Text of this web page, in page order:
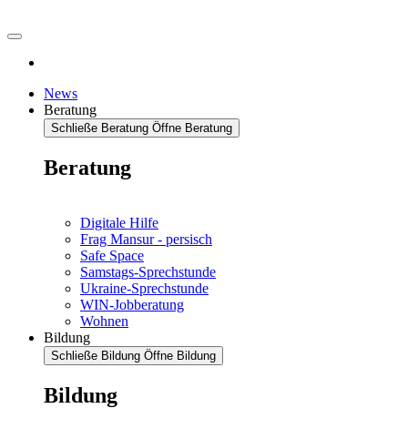
News
Beratung
Schließe Beratung Öffne Beratung
Beratung
Digitale Hilfe
Frag Mansur - persisch
Safe Space
Samstags-Sprechstunde
Ukraine-Sprechstunde
WIN-Jobberatung
Wohnen
Bildung
Schließe Bildung Öffne Bildung
Bildung